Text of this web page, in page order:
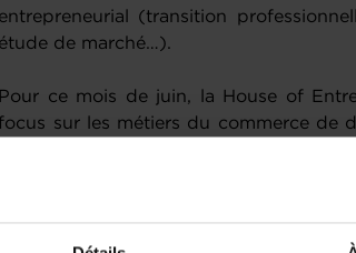
entrepreneurial (transition
étude de marché…).
Pour ce mois de juin, la House of
focus sur les métiers du commerce de